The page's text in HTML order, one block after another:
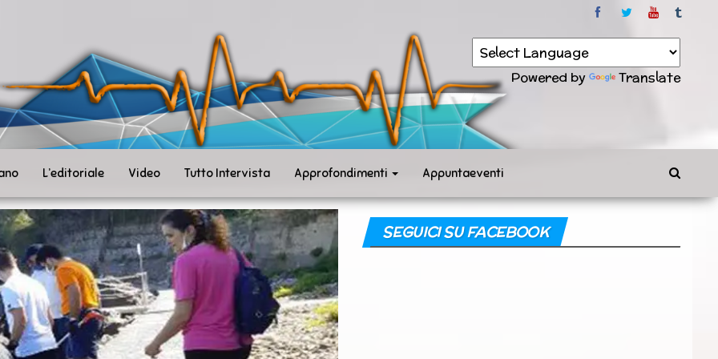
Powered by Translate
L’editoriale Video Tutto Intervista Approfondimenti Appuntaeventi
SEGUICI SU FACEBOOK